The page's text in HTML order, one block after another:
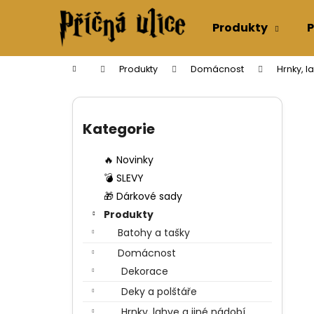
Produkty
Domů Produkty Domácnost Hrnky,
kategorie
Kategorie
🔥 Novinky
💣 SLEVY
🎁 Dárkové sady
Produkty
Batohy a tašky
Domácnost
Dekorace
Deky a polštáře
í
Zpět
do
Zpět
do